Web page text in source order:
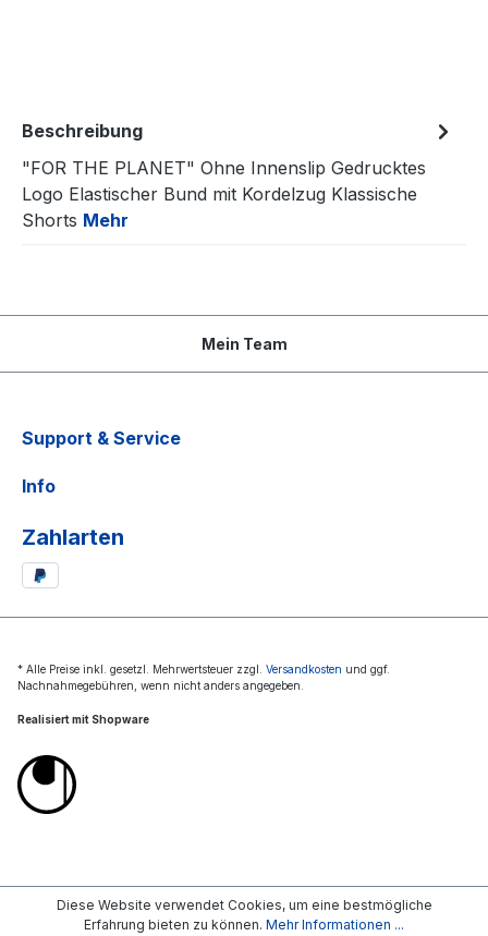
Beschreibung
"FOR THE PLANET" Ohne Innenslip Gedrucktes
Logo Elastischer Bund mit Kordelzug Klassische
Shorts Mehr
Mein Team
Support & Service
Info
Zahlarten
* Alle Preise inkl. gesetzl. Mehrwertsteuer zzgl. Versandkosten und ggf.
Nachnahmegebühren, wenn nicht anders angegeben.
Realisiert mit Shopware
Diese Website verwendet Cookies, um eine bestmögliche
Erfahrung bieten zu können. Mehr Informationen ...